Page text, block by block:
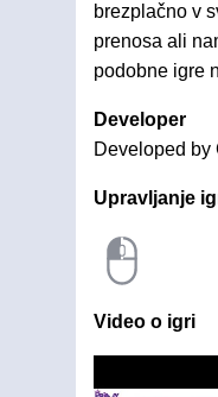
brezplačno v
prenosa ali
podobne igre
Developer
Developed by
Upravljanje
Video o igri